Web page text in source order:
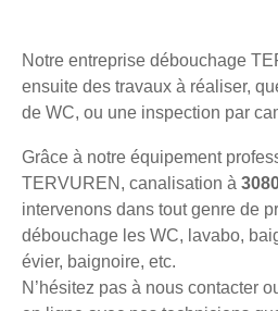
Notre entreprise débouchage
ensuite des travaux à réaliser,
de WC, ou une inspection par
Grâce à notre équipement
TERVUREN, canalisation à
intervenons dans tout genre de
débouchage les WC, lavabo,
évier, baignoire, etc.
N’hésitez pas à nous contacter